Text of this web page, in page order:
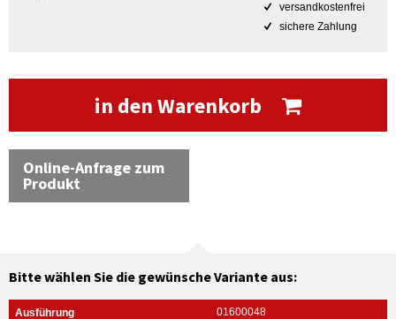
versandkostenfrei
sichere Zahlung
in den Warenkorb
Online-Anfrage zum
Produkt
Bitte wählen Sie die gewünsche Variante aus:
01600048